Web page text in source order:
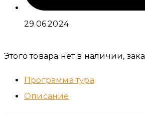
29.06.2024
Этого товара нет в наличии,
Программа тура
Описание